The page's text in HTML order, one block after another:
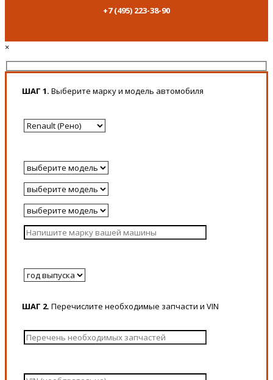
+7 (495) 223-38-90
×
ШАГ 1. Выберите марку и модель автомобиля
ШАГ 2. Перечислите необходимые запчасти и VIN